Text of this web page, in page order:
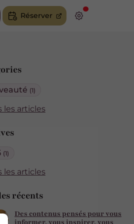
Réserver
(1)
les articles
(1)
les articles
récents
Des contenus pensés pour vous